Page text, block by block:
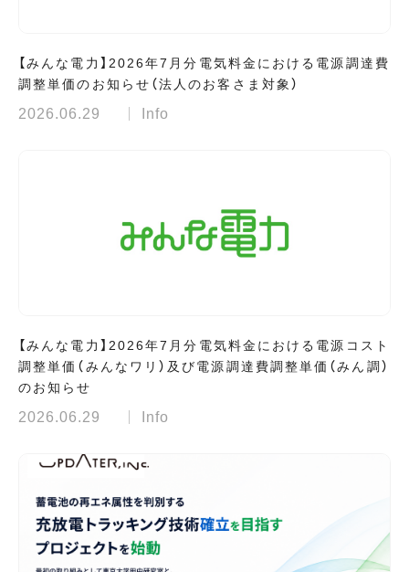
【みんな電力】2026年7月分電気料金における電源調達費
調整単価のお知らせ（法人のお客さま対象）
2026.06.29 Info
【みんな電力】2026年7月分電気料金における電源コスト
調整単価（みんなワリ）及び電源調達費調整単価（みん調）
のお知らせ
2026.06.29 Info